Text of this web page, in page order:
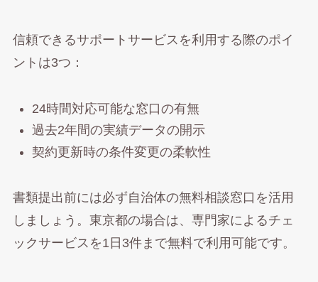
信頼できるサポートサービスを利用する際のポイ
ントは3つ：
24時間対応可能な窓口の有無
過去2年間の実績データの開示
契約更新時の条件変更の柔軟性
書類提出前には必ず自治体の無料相談窓口を活用
しましょう。東京都の場合は、専門家によるチェ
ックサービスを1日3件まで無料で利用可能です。